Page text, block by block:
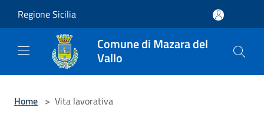
Regione Sicilia
Comune di Mazara del
Vallo
Home > Vita lavorativa